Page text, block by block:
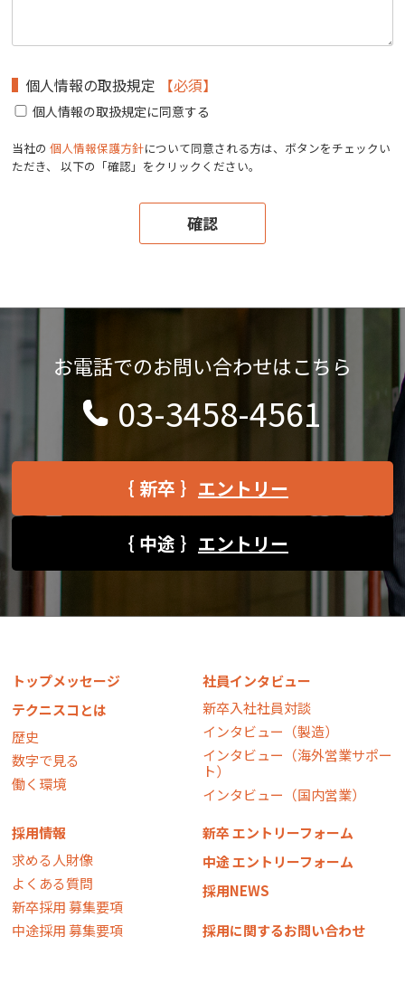
個人情報の取扱規定 【必須】
個人情報の取扱規定に同意する
当社の個人情報保護方針について同意される方は、ボタンをチェックい
ただき、 以下の「確認」をクリックください。
お電話でのお問い合わせはこちら
03-3458-4561
｛ 新卒 ｝ エントリー
｛ 中途 ｝ エントリー
トップメッセージ
テクニスコとは
歴史
数字で見る
働く環境
社員インタビュー
新卒入社社員対談
インタビュー（製造）
インタビュー（海外営業サポー
ト）
インタビュー（国内営業）
採用情報
求める人財像
よくある質問
新卒採用 募集要項
中途採用 募集要項
新卒 エントリーフォーム
中途 エントリーフォーム
採用NEWS
採用に関するお問い合わせ